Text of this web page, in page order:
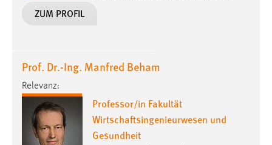
ZUM PROFIL
Prof. Dr.-Ing. Manfred Beham
Relevanz:
Professor/in Fakultät
Wirtschaftsingenieurwesen und
Gesundheit
STATISTIK
unsere Besucher unsere Website nutzen.
Matomo
Name:
_pk_ref, _pk_cvar, _pk_id, _pk_ses